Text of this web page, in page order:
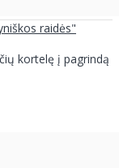
raidės"
kortelę į pagrindą